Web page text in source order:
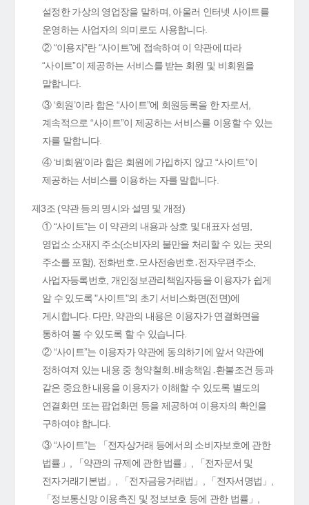
설정한 가상의 영업장을 말하며, 아울러 인터넷 사이트를
운영하는 사업자의 의미로도 사용합니다.
② “이용자”란 “사이트”에 접속하여 이 약관에 따라
“사이트”이 제공하는 서비스를 받는 회원 및 비회원을
말합니다.
③ ‘회원’이라 함은 “사이트”에 회원등록을 한 자로서,
계속적으로 “사이트”이 제공하는 서비스를 이용할 수 있는
자를 말합니다.
④ ‘비회원’이라 함은 회원에 가입하지 않고 “사이트”이
제공하는 서비스를 이용하는 자를 말합니다.
제3조 (약관 등의 명시와 설명 및 개정)
① “사이트”는 이 약관의 내용과 상호 및 대표자 성명,
영업소 소재지 주소(소비자의 불만을 처리할 수 있는 곳의
주소를 포함), 전화번호․모사전송번호․전자우편주소,
사업자등록번호, 개인정보관리책임자등을 이용자가 쉽게
알 수 있도록 "사이트"의 초기 서비스화면(전면)에
게시합니다. 다만, 약관의 내용은 이용자가 연결화면을
통하여 볼 수 있도록 할 수 있습니다.
② “사이트”는 이용자가 약관에 동의하기에 앞서 약관에
정하여져 있는 내용 중 청약철회․배송책임․환불조건 등과
같은 중요한 내용을 이용자가 이해할 수 있도록 별도의
연결화면 또는 팝업화면 등을 제공하여 이용자의 확인을
구하여야 합니다.
③ “사이트”는 「전자상거래 등에서의 소비자보호에 관한
법률」, 「약관의 규제에 관한 법률」, 「전자문서 및
전자거래기본법」, 「전자금융거래법」, 「전자서명법」,
「정보통신망 이용촉진 및 정보보호 등에 관한 법률」,